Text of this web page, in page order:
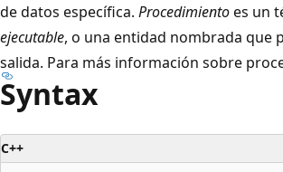
de datos específica. Procedimientoes un
ejecutable, o una entidad nombrada que
salida. Para más información sobre
Syntax
C++